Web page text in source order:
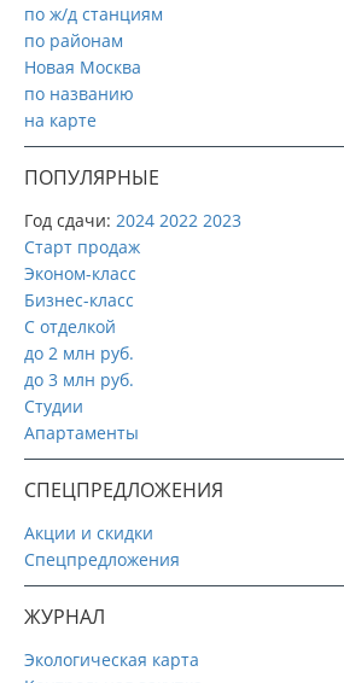
по ж/д станциям
по районам
Новая Москва
по названию
на карте
ПОПУЛЯРНЫЕ
Год сдачи: 2024 2022 2023
Старт продаж
Эконом-класс
Бизнес-класс
С отделкой
до 2 млн руб.
до 3 млн руб.
Студии
Апартаменты
СПЕЦПРЕДЛОЖЕНИЯ
Акции и скидки
Спецпредложения
ЖУРНАЛ
Экологическая карта